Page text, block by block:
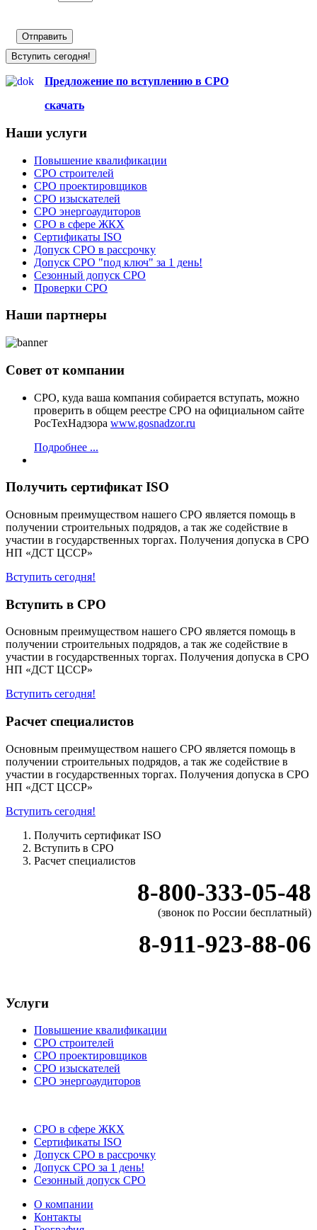
Вступить сегодня!
Предложение по вступлению в СРО
скачать
Наши услуги
Повышение квалификации
СРО строителей
СРО проектировщиков
СРО изыскателей
СРО энергоаудиторов
СРО в сфере ЖКХ
Сертификаты ISO
Допуск СРО в рассрочку
Допуск СРО "под ключ" за 1 день!
Сезонный допуск СРО
Проверки СРО
Наши партнеры
Совет от компании
СРО, куда ваша компания собирается вступать, можно
проверить в общем реестре СРО на официальном сайте
РосТехНадзора www.gosnadzor.ru
Подробнее ...
Получить сертификат ISO
Основным преимуществом нашего СРО является помощь в
получении строительных подрядов, а так же содействие в
участии в государственных торгах. Получения допуска в СРО
НП «ДСТ ЦССР»
Вступить сегодня!
Вступить в СРО
Основным преимуществом нашего СРО является помощь в
получении строительных подрядов, а так же содействие в
участии в государственных торгах. Получения допуска в СРО
НП «ДСТ ЦССР»
Вступить сегодня!
Расчет специалистов
Основным преимуществом нашего СРО является помощь в
получении строительных подрядов, а так же содействие в
участии в государственных торгах. Получения допуска в СРО
НП «ДСТ ЦССР»
Вступить сегодня!
Получить сертификат ISO
Вступить в СРО
Расчет специалистов
8-800-333-05-48
(звонок по России бесплатный)
8-911-923-88-06
Услуги
Повышение квалификации
СРО строителей
СРО проектировщиков
СРО изыскателей
СРО энергоаудиторов
СРО в сфере ЖКХ
Сертификаты ISO
Допуск СРО в рассрочку
Допуск СРО за 1 день!
Сезонный допуск СРО
О компании
Контакты